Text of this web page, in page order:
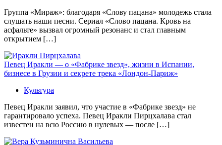
Группа «Мираж»: благодаря «Слову пацана» молодежь стала
слушать наши песни. Сериал «Слово пацана. Кровь на
асфальте» вызвал огромный резонанс и стал главным
открытием […]
Певец Иракли — о «Фабрике звезд», жизни в Испании,
бизнесе в Грузии и секрете трека «Лондон-Париж»
Культура
Певец Иракли заявил, что участие в «Фабрике звезд» не
гарантировало успеха. Певец Иракли Пирцхалава стал
известен на всю Россию в нулевых — после […]